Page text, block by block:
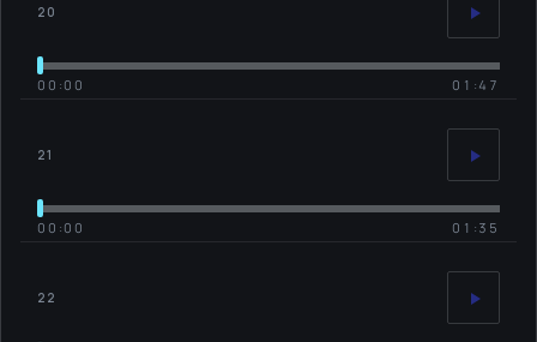
20
00:00 01:47
21
00:00 01:35
22